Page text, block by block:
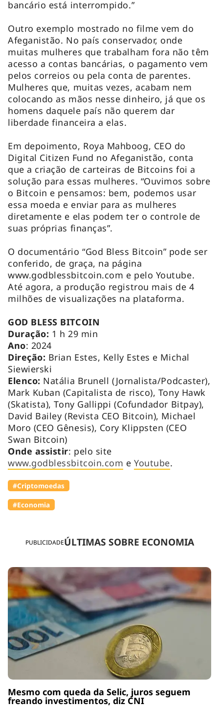
PUBLICIDADEÚLTIMAS SOBRE ECONOMIA
Mesmo com queda da Selic, juros seguem
freando investimentos, diz CNI
bancário está interrompido.”
Outro exemplo mostrado no filme vem do
Afeganistão. No país conservador, onde
muitas mulheres que trabalham fora não têm
acesso a contas bancárias, o pagamento vem
pelos correios ou pela conta de parentes.
Mulheres que, muitas vezes, acabam nem
colocando as mãos nesse dinheiro, já que os
homens daquele país não querem dar
liberdade financeira a elas.
Em depoimento, Roya Mahboog, CEO do
Digital Citizen Fund no Afeganistão, conta
que a criação de carteiras de Bitcoins foi a
solução para essas mulheres. “Ouvimos sobre
o Bitcoin e pensamos: bem, podemos usar
essa moeda e enviar para as mulheres
diretamente e elas podem ter o controle de
suas próprias finanças”.
O documentário “God Bless Bitcoin” pode ser
conferido, de graça, na página
www.godblessbitcoin.com e pelo Youtube.
Até agora, a produção registrou mais de 4
milhões de visualizações na plataforma.
GOD BLESS BITCOIN
Duração: 1 h 29 min
Ano: 2024
Direção: Brian Estes, Kelly Estes e Michal
Siewierski
Elenco: Natália Brunell (Jornalista/Podcaster),
Mark Kuban (Capitalista de risco), Tony Hawk
(Skatista), Tony Gallippi (Cofundador Bitpay),
David Bailey (Revista CEO Bitcoin), Michael
Moro (CEO Gênesis), Cory Klippsten (CEO
Swan Bitcoin)
Onde assistir: pelo site
www.godblessbitcoin.com eYoutube.
#Criptomoedas
#Economia